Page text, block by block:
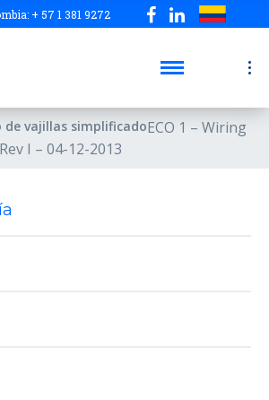
+ 57 1 381 9272
de vajillas simplificadoECO 1 – Wiring
I – 04-12-2013